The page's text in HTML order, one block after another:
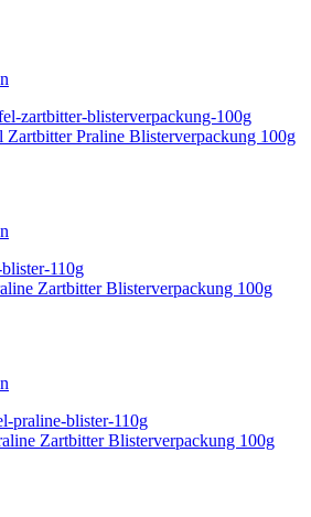
Zartbitter Praline Blisterverpackung 100g
Zartbitter Blisterverpackung 100g
Zartbitter Blisterverpackung 100g